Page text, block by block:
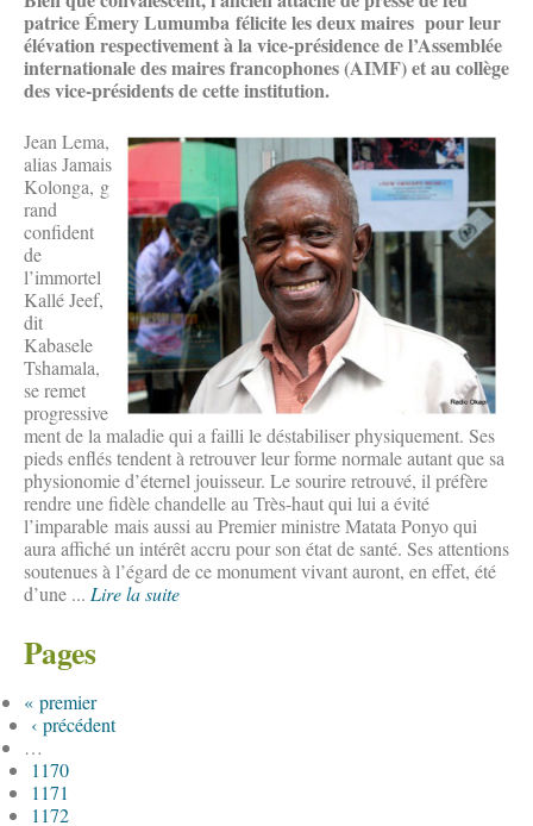
patrice Émery Lumumba félicite les deux maires pour leur
élévation respectivement à la vice-présidence de l’Assemblée
internationale des maires francophones (AIMF) et au collège
des vice-présidents de cette institution.
Jean Lema,
alias Jamais
Kolonga, g
rand
confident
de
l’immortel
Kallé Jeef,
dit
Kabasele
Tshamala,
se remet
progressive
ment de la maladie qui a failli le déstabiliser physiquement. Ses
pieds enflés tendent à retrouver leur forme normale autant que sa
physionomie d’éternel jouisseur. Le sourire retrouvé, il préfère
rendre une fidèle chandelle au Très-haut qui lui a évité
l’imparable mais aussi au Premier ministre Matata Ponyo qui
aura affiché un intérêt accru pour son état de santé. Ses attentions
soutenues à l’égard de ce monument vivant auront, en effet, été
d’une ... Lire la suite
Pages
« premier
‹ précédent
…
1170
1171
1172